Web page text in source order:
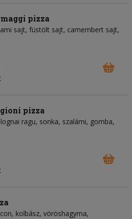
pizza
sajt füstölt sajt camembert sajt
pizza
ragu sonka szalámi gomba
kolbász vöröshagyma